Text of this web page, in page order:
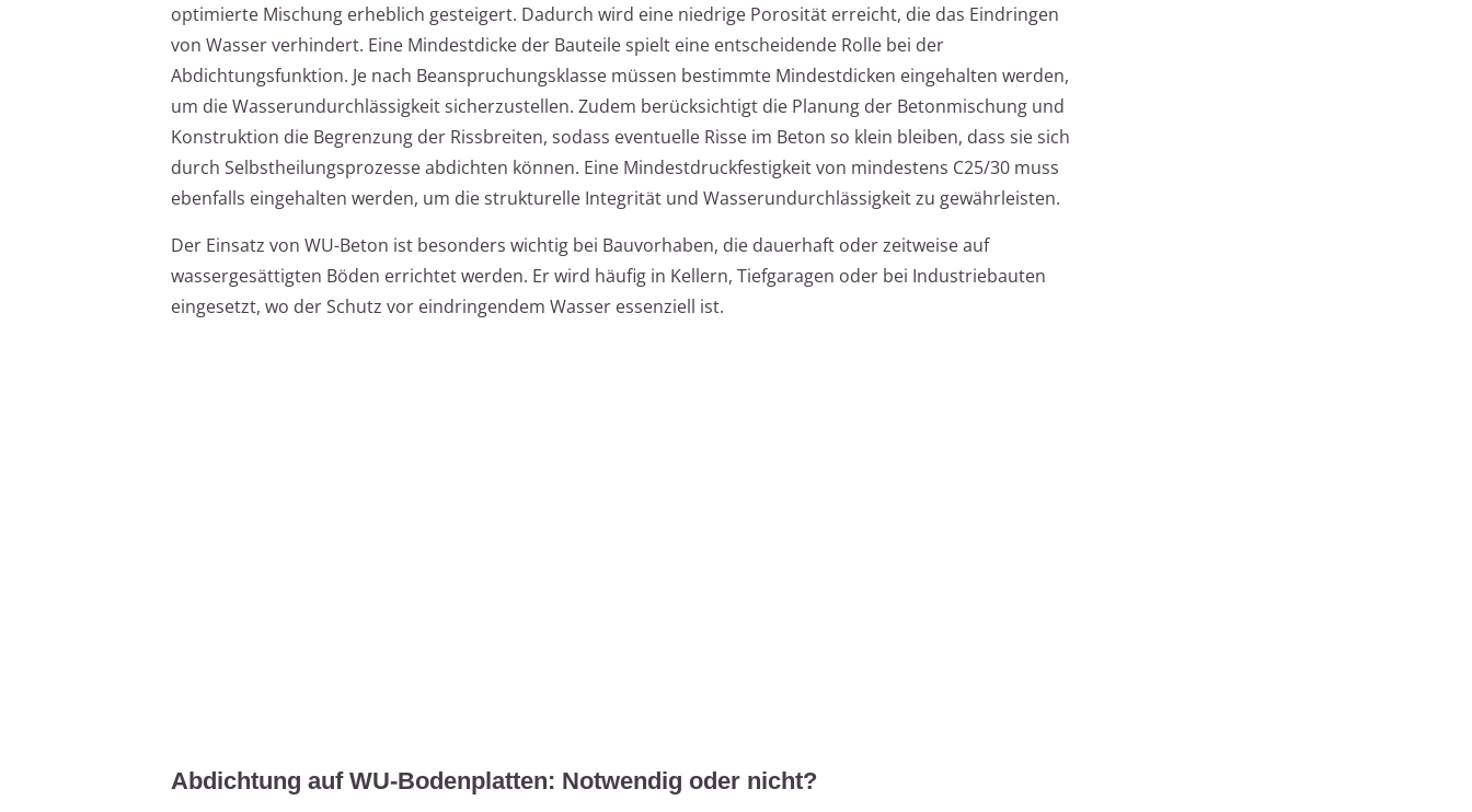
optimierte Mischung erheblich gesteigert. Dadurch wird eine niedrige Porosität erreicht, die das Eindringen
von Wasser verhindert. Eine Mindestdicke der Bauteile spielt eine entscheidende Rolle bei der
Abdichtungsfunktion. Je nach Beanspruchungsklasse müssen bestimmte Mindestdicken eingehalten werden,
um die Wasserundurchlässigkeit sicherzustellen. Zudem berücksichtigt die Planung der Betonmischung und
Konstruktion die Begrenzung der Rissbreiten, sodass eventuelle Risse im Beton so klein bleiben, dass sie sich
durch Selbstheilungsprozesse abdichten können. Eine Mindestdruckfestigkeit von mindestens C25/30 muss
ebenfalls eingehalten werden, um die strukturelle Integrität und Wasserundurchlässigkeit zu gewährleisten.
Der Einsatz von WU-Beton ist besonders wichtig bei Bauvorhaben, die dauerhaft oder zeitweise auf
wassergesättigten Böden errichtet werden. Er wird häufig in Kellern, Tiefgaragen oder bei Industriebauten
eingesetzt, wo der Schutz vor eindringendem Wasser essenziell ist.
Abdichtung auf WU-Bodenplatten: Notwendig oder nicht?